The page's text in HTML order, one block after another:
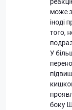
може
іноді
того,
У
боку